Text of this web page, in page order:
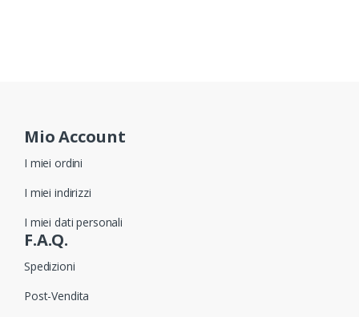
Mio Account
I miei ordini
I miei indirizzi
I miei dati personali
F.A.Q.
Spedizioni
Post-Vendita